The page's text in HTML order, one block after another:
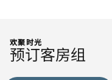
欢聚时光
预订客房组